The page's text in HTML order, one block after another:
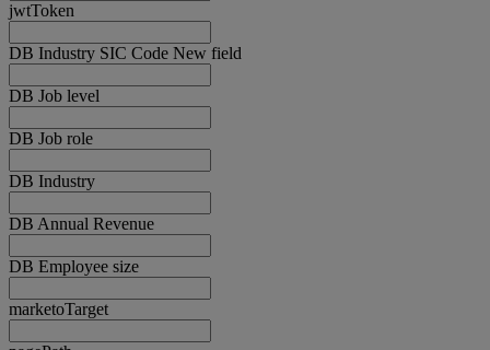
jwtToken
DB Industry SIC Code New field
DB Job level
DB Job role
DB Industry
DB Annual Revenue
DB Employee size
marketoTarget